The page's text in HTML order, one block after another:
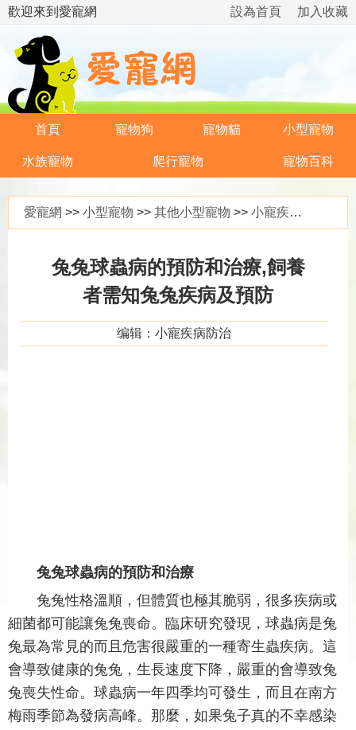
歡迎來到愛寵網 加入收藏
設為首頁
首頁 寵物狗 寵物貓 小型寵物
水族寵物 爬行寵物 寵物百科
愛寵網 >> 小型寵物 >> 其他小型寵物 >> 小寵疾病防治
兔兔球蟲病的預防和治療,飼養
者需知兔兔疾病及預防
编辑：小寵疾病防治
兔兔球蟲病的預防和治療
兔兔性格溫順，但體質也極其脆弱，很多疾病或
細菌都可能讓兔兔喪命。臨床研究發現，球蟲病是兔
兔最為常見的而且危害很嚴重的一種寄生蟲疾病。這
會導致健康的兔兔，生長速度下降，嚴重的會導致兔
兔喪失性命。球蟲病一年四季均可發生，而且在南方
梅雨季節為發病高峰。那麼，如果兔子真的不幸感染